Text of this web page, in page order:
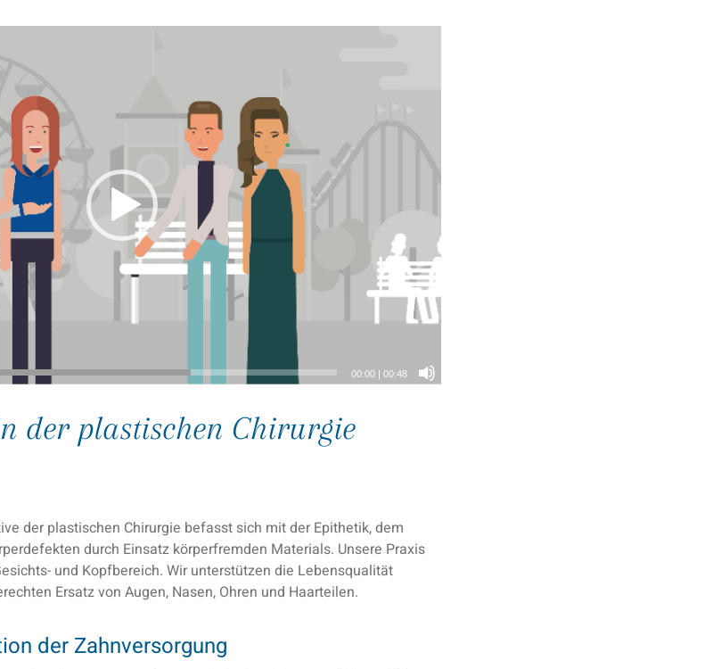
00:00 |00:48
der plastischen Chirurgie
der plastischen Chirurgie befasst sich mit der Epithetik, dem
durch Einsatz körperfremden Materials. Unsere Praxis
und Kopfbereich. Wir unterstützen die Lebensqualität
Ersatz von Augen, Nasen, Ohren und Haarteilen.
der Zahnversorgung